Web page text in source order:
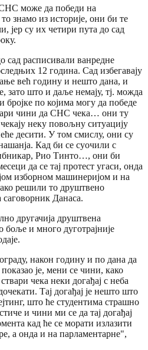
СНС може да победи на
знамо из историје, они би те
јер су их четири пута до сад
сад расписивали ванредне
12 година. Сад избегавају
већ годину и нешто дана, и
зато што и даље немају, тј. можда
по којима могу да победе
чини да СНС чека… они ту
неку повољну ситуацију
десити. У том смислу, они су
Кад би се суочили с
Рио Тинто…, они би
да се тај протест угаси, онда
изборном машинеријом и на
решили то друштвено
Данаса.
другачија друштвена
боље и много дуготрајније
након годину и по дана да
је, мени се чини, како
чека неки догађај с неба
Тај догађај је нешто што
што ће студентима страшно
и чини ми се да тај догађај
кад ће се морати излазити
а онда и на парламентарне",